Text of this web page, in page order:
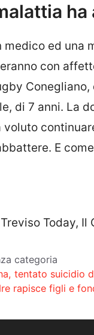
medico ed una
con
di 7 anni. La
voluto
E
Today, Il
categoria
tentato suicidio
rapisce figli e